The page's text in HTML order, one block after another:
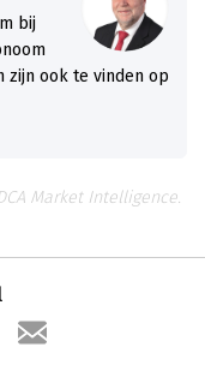
bij
zijn ook te vinden op
Market Intelligence.